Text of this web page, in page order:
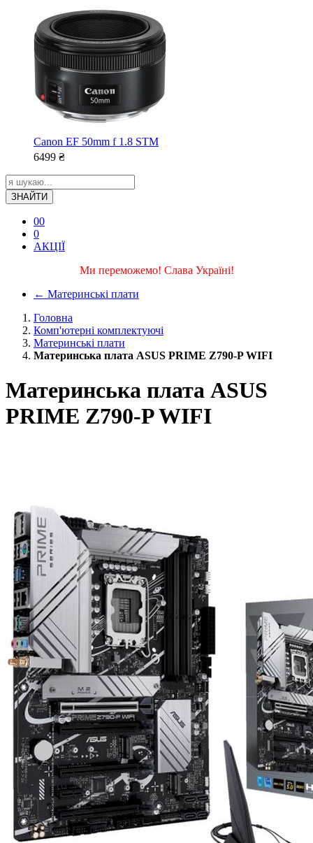
Canon EF 50mm f 1.8 STM
6499 ₴
ЗНАЙТИ
00
0
АКЦІЇ
Ми переможемо! Слава Україні!
← Материнські плати
Головна
Комп'ютерні комплектуючі
Материнські плати
Материнська плата ASUS PRIME Z790-P WIFI
Материнська плата ASUS
PRIME Z790-P WIFI